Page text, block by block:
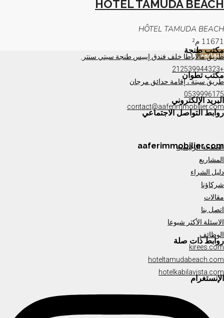
HÔTEL TAMUDA BEACH
HÔTEL TAMUDA BEACH
11671 م²
التفاصيل
مكتب طنجة
طريق مالاباطا خلف فندق إيبيس طنجة سيتي سنتر.
+212539944323
مكتب تطوان
طريق سبتة ، إقامة حدائق مرجان
0539996175
البريد الإلكتروني
contact@aaferimmobilier.com
روابط التواصل الاجتماعي
aaferimmobilier.com
الصفحة الرئيسية
المشاريع
دليل الشراء
شركاؤنا
مقالات
اتصل بنا
الاسئلة الأكثر شيوعا
الوظائف
روابط ذات صلة
kirees.com
hoteltamudabeach.com
hotelkabilavista.com
الإنستغرام